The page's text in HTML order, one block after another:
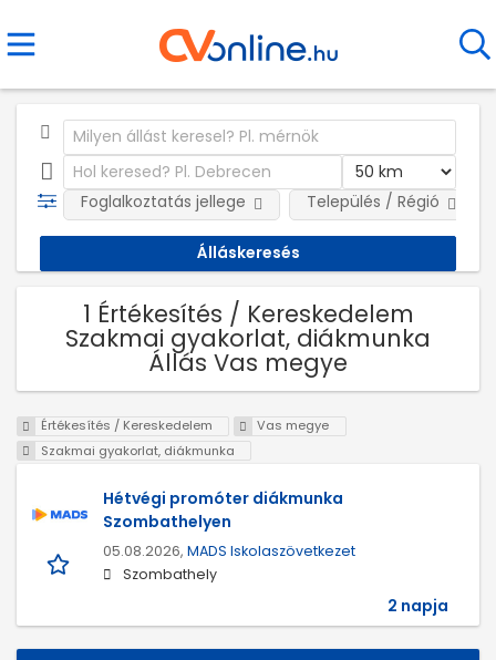
Foglalkoztatás jellege Település / Régió
1 Értékesítés / Kereskedelem
Szakmai gyakorlat, diákmunka
Állás Vas megye
Értékesítés / Kereskedelem
Vas megye
Szakmai gyakorlat, diákmunka
Hétvégi promóter diákmunka
Szombathelyen
05.08.2026, MADS Iskolaszövetkezet
Szombathely
2 napja